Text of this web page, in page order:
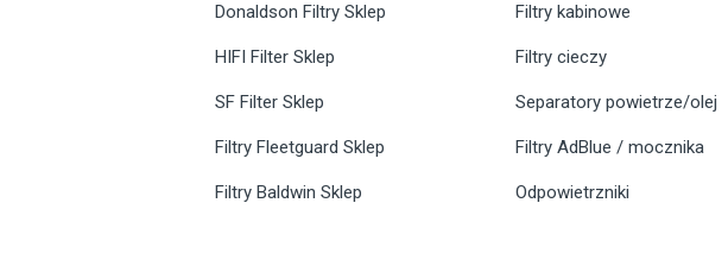
Donaldson Filtry Sklep
HIFI Filter Sklep
SF Filter Sklep
Filtry Fleetguard Sklep
Filtry Baldwin Sklep
Filtry kabinowe
Filtry cieczy
Separatory powietrze/olej
Filtry AdBlue / mocznika
Odpowietrzniki